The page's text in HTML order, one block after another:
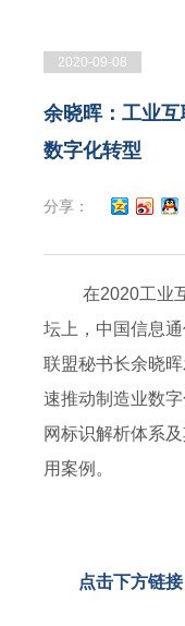
2020-09-08
余晓晖：工业
数字化转型
分享：
在2020工业
坛上，中国信息
联盟秘书长余晓
速推动制造业数
网标识解析体系
用案例。
点击下方链